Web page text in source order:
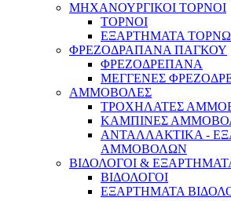
ΜΗΧΑΝΟΥΡΓΙΚΟΙ ΤΟΡΝΟΙ
ΤΟΡΝΟΙ
ΕΞΑΡΤΗΜΑΤΑ
ΦΡΕΖΟΔΡΑΠΑΝΑ ΠΑΓΚΟΥ
ΦΡΕΖΟΔΡΕΠΑΝΑ
ΜΕΓΓΕΝΕΣ
ΑΜΜΟΒΟΛΕΣ
ΤΡΟΧΗΛΑΤΕΣ
ΚΑΜΠΙΝΕΣ
ΑΝΤΑΛΛΑΚΤΙΚΑ -
ΑΜΜΟΒΟΛΩΝ
ΒΙΔΟΛΟΓΟΙ &
ΒΙΔΟΛΟΓΟΙ
ΕΞΑΡΤΗΜΑΤΑ